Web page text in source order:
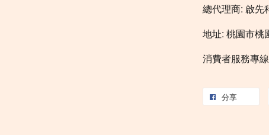
總代理商: 啟先
地址: 桃園市桃
消費者服務專
分享